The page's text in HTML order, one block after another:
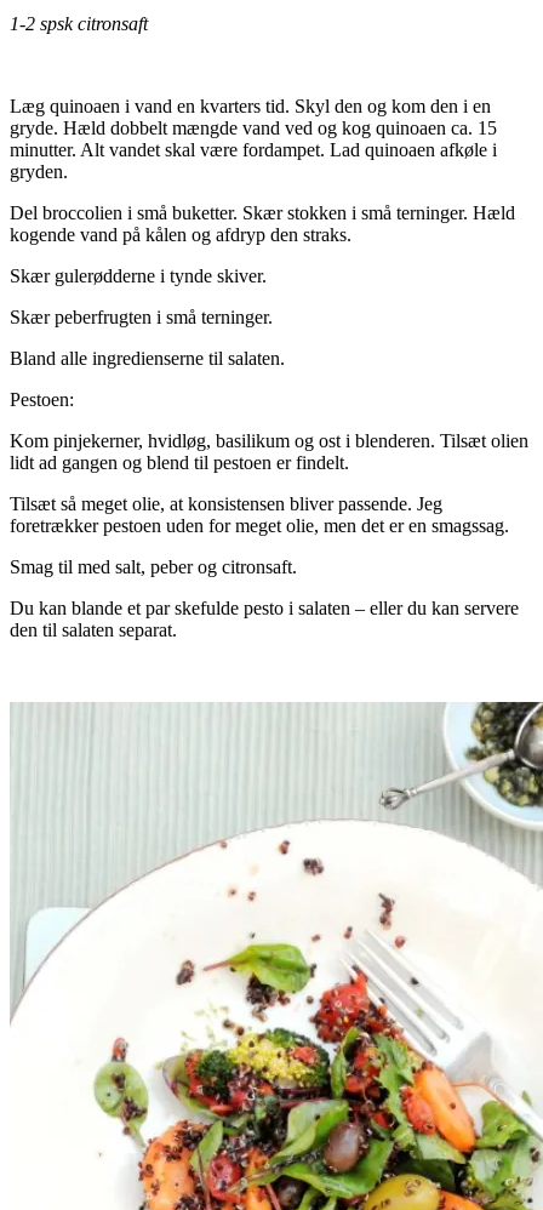
1-2 spsk citronsaft
Læg quinoaen i vand en kvarters tid. Skyl den og kom den i en
gryde. Hæld dobbelt mængde vand ved og kog quinoaen ca. 15
minutter. Alt vandet skal være fordampet. Lad quinoaen afkøle i
gryden.
Del broccolien i små buketter. Skær stokken i små terninger. Hæld
kogende vand på kålen og afdryp den straks.
Skær gulerødderne i tynde skiver.
Skær peberfrugten i små terninger.
Bland alle ingredienserne til salaten.
Pestoen:
Kom pinjekerner, hvidløg, basilikum og ost i blenderen. Tilsæt olien
lidt ad gangen og blend til pestoen er findelt.
Tilsæt så meget olie, at konsistensen bliver passende. Jeg
foretrækker pestoen uden for meget olie, men det er en smagssag.
Smag til med salt, peber og citronsaft.
Du kan blande et par skefulde pesto i salaten – eller du kan servere
den til salaten separat.